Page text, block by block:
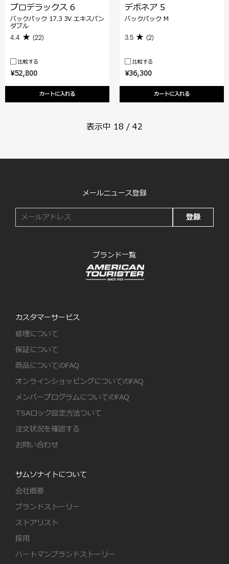
¥52,800
カートに入れる
プロデラックス 6
バックパック 17.3 3V エキスパン
ダブル
4.4 (22)
比較する
¥36,300
カートに入れる
デボネア 5
バックパック M
3.5 (2)
比較する
表示中 18 / 42
メールニュース登録
登録
ブランド一覧
カスタマーサービス
修理について
保証について
商品についてのFAQ
オンラインショッピングについてのFAQ
メンバープログラムについてのFAQ
TSAロック設定方法ついて
注文状況を確認する
お問い合わせ
サムソナイトについて
会社概要
ブランドストーリー
ストアリスト
採用
ハートマンブランドストーリー